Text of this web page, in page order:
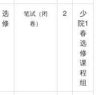
选
修
笔试（闭
卷）
2
少
院1
春
选
修
课
程
组